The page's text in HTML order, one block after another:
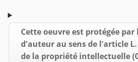
Cette oeuvre est protégée par
d'auteur au sens de l'article L.
de la propriété intellectuelle